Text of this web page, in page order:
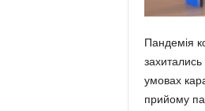
Пандемія
умовах
прийому